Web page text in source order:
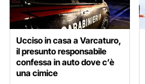
Ucciso in casa a Varcaturo,
il presunto responsabile
confessa in auto dove c’è
una cimice